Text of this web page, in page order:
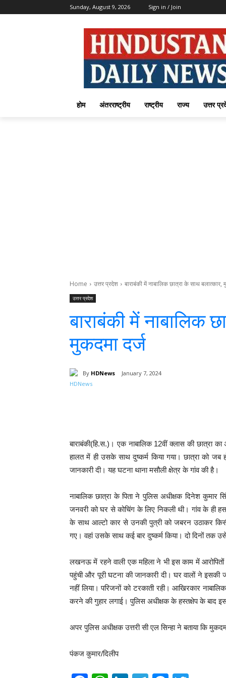
Sunday, August 9, 2026 Sign in / Join
होम अंतरराष्ट्रीय राष्ट्रीय राज्य उत्तर
Home उत्तर प्रदेश बाराबंकी में नाबालिक छात्रा के साथ बलात्कार,
उत्तर प्रदेश
बाराबंकी में नाबालिक
मुकदमा दर्ज
By HDNews January 7, 2024
बाराबंकी(हि.स.)। एक नाबालिक 12वीं क्लास की
हालत में ही उसके साथ दुष्कर्म किया गया। छात्रा को
जानकारी दी। यह घटना थाना मसौली क्षेत्र के गांव की है।
नाबालिक छात्रा के पिता ने पुलिस अधीक्षक दिनेश कुमार
जनवरी को घर से कोचिंग के लिए निकली थी। गांव के ही
के साथ आल्टो कार से उनकी पुत्री को जबरन उठाकर
गए। वहां उसके साथ कई बार दुष्कर्म किया। दो दिनों
लखनऊ में रहने वाली एक महिला ने भी इस काम में आरोपितों
पहुंची और पूरी घटना की जानकारी दी। घर वालों ने इसकी
नहीं लिया। परिजनों को टरकाती रही। आखिरकार
करने की गुहार लगाई। पुलिस अधीक्षक के हस्तक्षेप के बाद
अपर पुलिस अधीक्षक उत्तरी सी एल सिन्हा ने बताया कि
पंकज कुमार/दिलीप